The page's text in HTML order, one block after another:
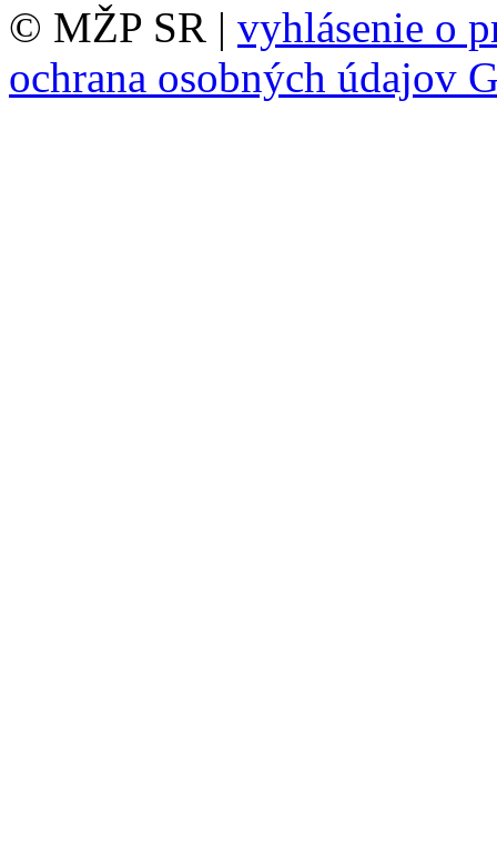
© MŽP SR | vyhlásenie o
ochrana osobných údajov